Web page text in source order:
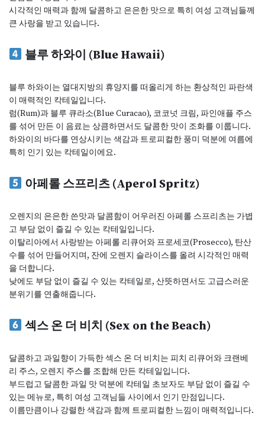
시각적인 매력과 함께 달콤하고 은은한 맛으로 특히 여성 고객님들께
큰 사랑을 받고 있습니다.
블루 하와이 (Blue Hawaii)
블루 하와이는 열대지방의 휴양지를 떠올리게 하는 환상적인 파란색
이 매력적인 칵테일입니다.
럼(Rum)과 블루 큐라소(Blue Curacao), 코코넛 크림, 파인애플 주스
를 섞어 만든 이 음료는 상큼하면서도 달콤한 맛이 조화를 이룹니다.
하와이의 바다를 연상시키는 색감과 트로피컬한 풍미 덕분에 여름에
특히 인기 있는 칵테일이에요.
아페롤 스프리츠 (Aperol Spritz)
오렌지의 은은한 쓴맛과 달콤함이 어우러진 아페롤 스프리츠는 가볍
고 부담 없이 즐길 수 있는 칵테일입니다.
이탈리아에서 사랑받는 아페롤 리큐어와 프로세코(Prosecco), 탄산
수를 섞어 만들어지며, 잔에 오렌지 슬라이스를 올려 시각적인 매력
을 더합니다.
낮에도 부담 없이 즐길 수 있는 칵테일로, 산뜻하면서도 고급스러운
분위기를 연출해줍니다.
섹스 온 더 비치 (Sex on the Beach)
달콤하고 과일향이 가득한 섹스 온 더 비치는 피치 리큐어와 크랜베
리 주스, 오렌지 주스를 조합해 만든 칵테일입니다.
부드럽고 달콤한 과일 맛 덕분에 칵테일 초보자도 부담 없이 즐길 수
있는 메뉴로, 특히 여성 고객님들 사이에서 인기 만점입니다.
이름만큼이나 강렬한 색감과 함께 트로피컬한 느낌이 매력적입니다.